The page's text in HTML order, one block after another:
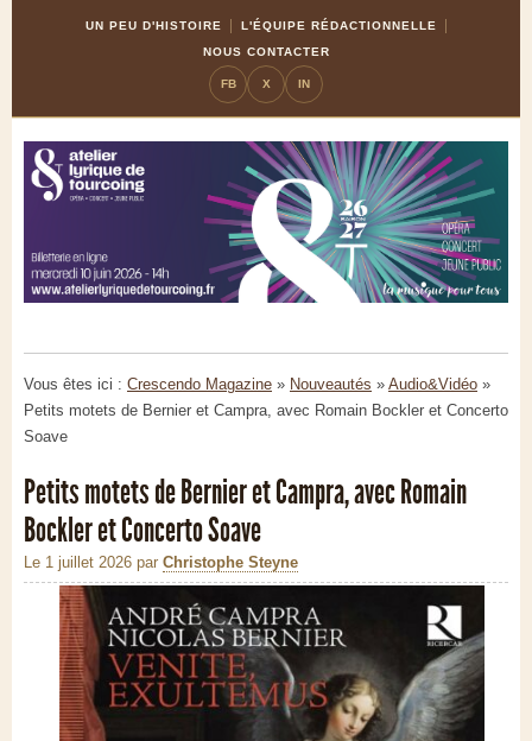
UN PEU D'HISTOIRE
L'ÉQUIPE RÉDACTIONNELLE
NOUS CONTACTER
FB X IN
Vous êtes ici : Crescendo Magazine » Nouveautés » Audio&Vidéo »
Petits motets de Bernier et Campra, avec Romain Bockler et Concerto
Soave
Petits motets de Bernier et Campra, avec Romain
Bockler et Concerto Soave
Le 1 juillet 2026 par Christophe Steyne